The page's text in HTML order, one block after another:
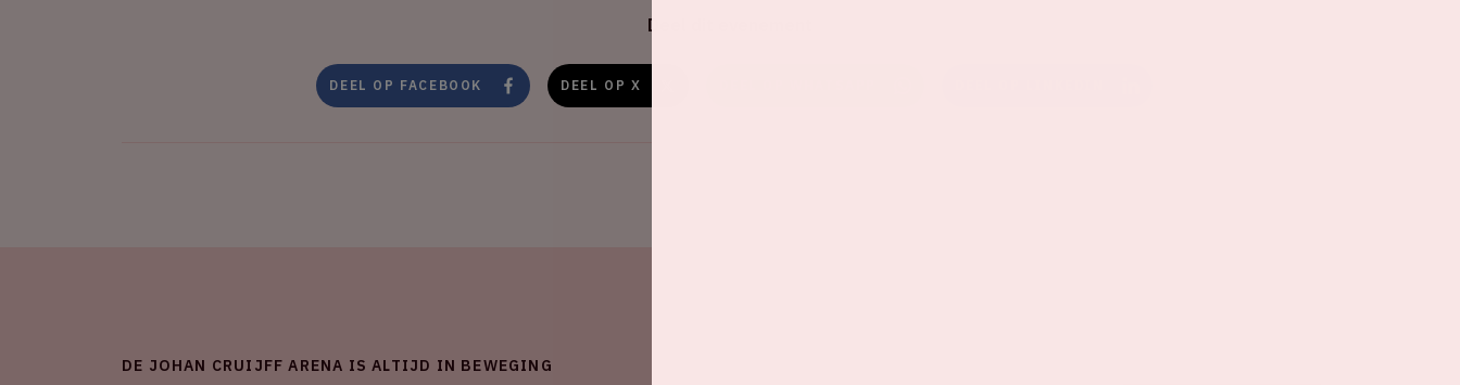
Deel dit evenement
DEEL OP FACEBOOK DEEL OP X
DE JOHAN CRUIJFF ARENA IS ALTIJD IN BEWEGING